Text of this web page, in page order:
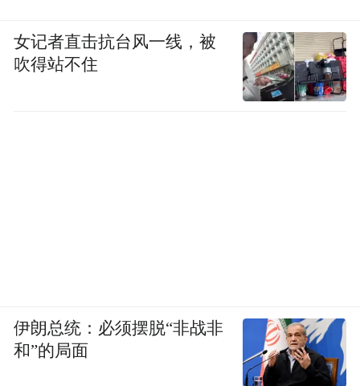
女记者直击抗台风一线，被
吹得站不住
伊朗总统：必须摆脱“非战非
和”的局面